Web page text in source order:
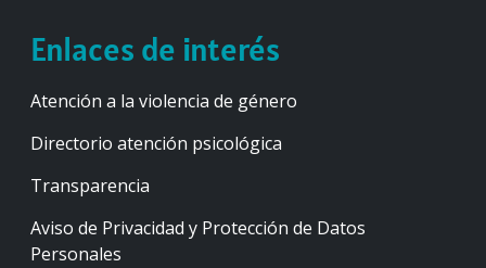
Enlaces de interés
Atención a la violencia de género
Directorio atención psicológica
Transparencia
Aviso de Privacidad y Protección de Datos
Personales